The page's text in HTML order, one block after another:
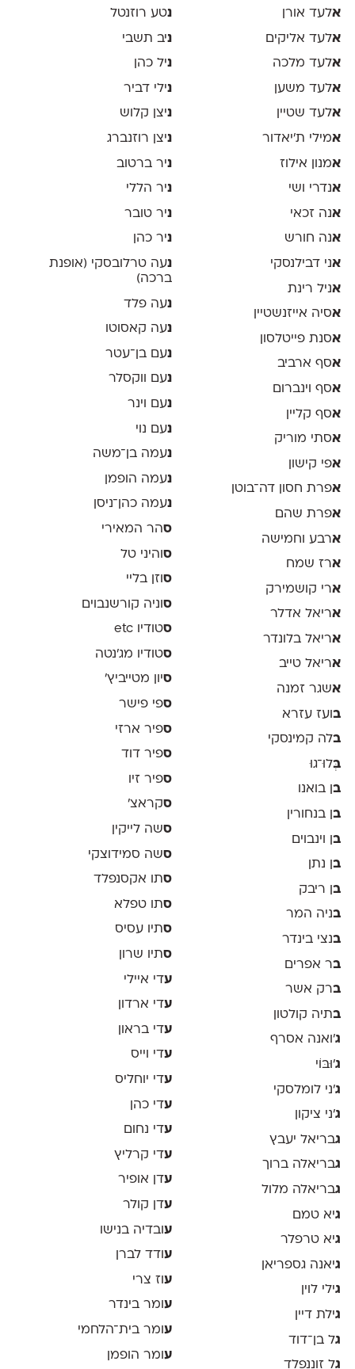
אלעד אורן
אלעד אליקים
אלעד מלכה
אלעד משען
אלעד שטיין
אמילי ת׳יאדור
אמנון אילוז
אנדרי ושי
אנה זכאי
אנה חורש
אני דבילנסקי
אניל רינת
אסיה אייזנשטיין
אסנת פייטלסון
אסף ארביב
אסף וינברום
אסף קליין
אסתי מוריק
אפי קישון
אפרת חסון דה־בוטן
אפרת שהם
ארבע וחמישה
ארז שמח
ארי קושמירק
אריאל אדלר
אריאל בלונדר
אריאל טייב
אשגר זמנה
בועז עזרא
בלה קמינסקי
בְּלוּ־גוּ
בן בואנו
בן בנחורין
בן וינבוים
בן נתן
בן ריבק
בניה המר
בנצי בינדר
בר אפרים
ברק אשר
בתיה קולטון
ג'ואנה אסרף
ג'וּבּוֹי
ג׳ני לומלסקי
ג׳ני ציקון
גבריאל יעבץ
גבריאלה ברוך
גבריאלה מלול
גיא טמם
גיא טרפלר
גיאנה גספריאן
גילי לוין
גילת דיין
גל בן־דוד
גל זוננפלד
נטע רוזנטל
ניב תשבי
ניל כהן
נילי דביר
ניצן קלוש
ניצן רוזנברג
ניר ברטוב
ניר הללי
ניר טובר
ניר כהן
נעה טרלובסקי (אופנת
ברכה)
נעה פלד
נעה קאסוטו
נעם בן־עטר
נעם ווקסלר
נעם וינר
נעם נוי
נעמה בן־משה
נעמה הופמן
נעמה כהן־ניסן
סהר המאירי
סוהיני טל
ס וזן בליי
ס וניה קורשנבוים
סטודיו etc
סטודיו מג'נטה
סיון מטייביץ׳
ספי פישר
ספיר ארזי
ספיר דוד
ספיר זיו
סקראצ׳
סשה לייקין
סשה סמידוצקי
סתו אקסנפלד
סתו טפלא
סתיו עסיס
סתיו שרון
עדי איילי
עדי ארדון
עדי בראון
עדי וייס
עדי יוחליס
עדי כהן
עדי נחום
עדי קרליץ
עדן אופיר
עדן קולר
עובדיה בנישו
ע ודד לברן
ע וז צרי
עומר בינדר
ע ומר בית־הלחמי
עומר הופמן